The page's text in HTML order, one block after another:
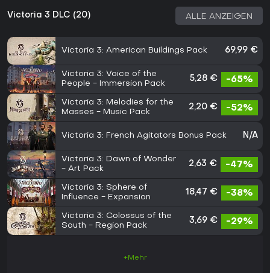
Victoria 3 DLC (20) ALLE ANZEIGEN
Victoria 3: American Buildings Pack 69,99 €
Victoria 3: Voice of the
People - Immersion Pack
5,28 € -65%
Victoria 3: Melodies for the
Masses - Music Pack
2,20 € -52%
Victoria 3: French Agitators Bonus Pack N/A
Victoria 3: Dawn of Wonder
- Art Pack
2,63 € -47%
Victoria 3: Sphere of
Influence - Expansion
18,47 € -38%
Victoria 3: Colossus of the
South - Region Pack
3,69 € -29%
+Mehr